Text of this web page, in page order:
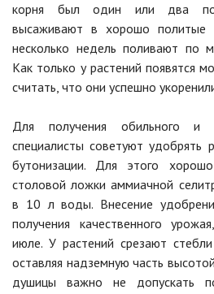
корня был один или два
высаживают в хорошо политые
несколько недель поливают по
Как только у растений появятся
считать, что они успешно
Для получения обильного и
специалисты советуют удобрять
бутонизации. Для этого
столовой ложки аммиачной
в 10 л воды. Внесение
получения качественного
июле. У растений срезают
оставляя надземную часть
душицы важно не допускать